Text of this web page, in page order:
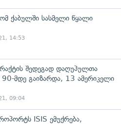
ქაბულში სასმელი წყალი
14:53
შედეგად დაღუპულთა
მდე გაიზარდა, 13 ამერიკელი
09:04
ISIS ემუქრება,